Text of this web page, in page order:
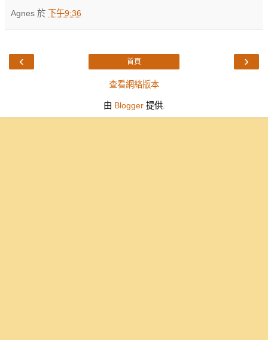
Agnes 於 下午9:36
‹ ›
首頁
查看網絡版本
由 Blogger提供.